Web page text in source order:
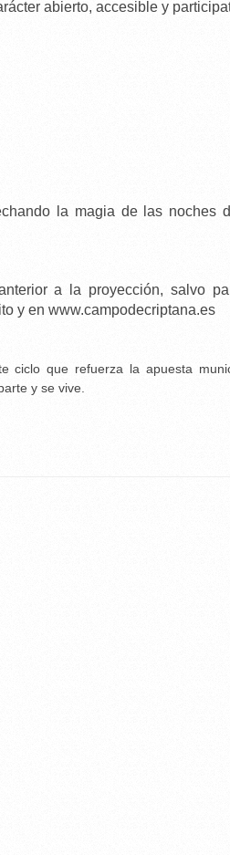
abierto, accesible y
la magia de las noches
a la proyección, salvo
y en www.campodecriptana.es
ciclo que refuerza la apuesta
y se vive.